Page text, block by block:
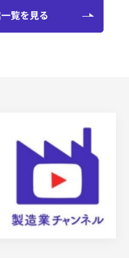
覧を見る